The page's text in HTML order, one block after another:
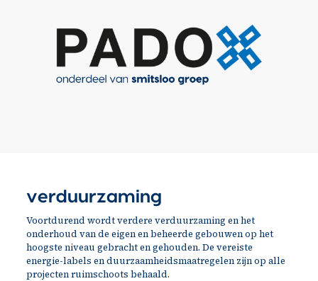
verduurzaming
Voortdurend wordt verdere verduurzaming en het
onderhoud van de eigen en beheerde gebouwen op het
hoogste niveau gebracht en gehouden. De vereiste
energie-labels en duurzaamheidsmaatregelen zijn op alle
projecten ruimschoots behaald.